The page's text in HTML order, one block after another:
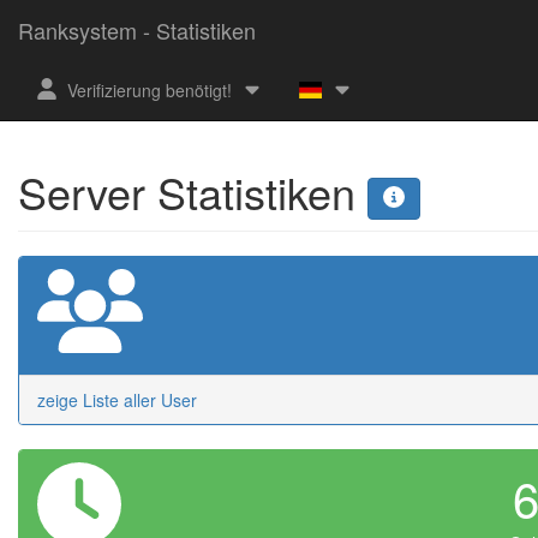
Ranksystem - Statistiken
Verifizierung benötigt!
Server Statistiken
zeige Liste aller User